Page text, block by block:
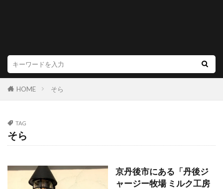
HOME そら
TAG
そら
京丹後市にある「丹後ジ
ャージー牧場 ミルク工房